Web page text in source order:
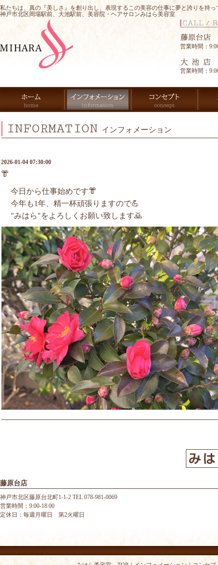
私たちは、真の『美しさ』を創り出し、表現するこの美容の仕事に夢と誇りを持
神戸市北区岡場駅前、大池駅前、美容院・ヘアサロンみはら美容室
営業時間：
営業時間：
INFORMATION インフォメーション
2026-01-04 07:30:00
👘
今日から仕事始めです👘
今年も1年、精一杯頑張りますので💪
"みはら"をよろしくお願い致します🙇
藤原台店
神戸市北区藤原台北町1-1-2 TEL 078-981-0069
営業時間：9:00-18:00
定休日：毎週月曜日 第2火曜日